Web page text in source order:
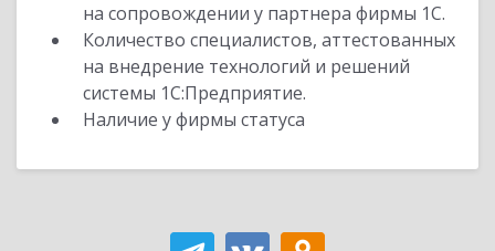
на сопровождении у партнера фирмы 1С.
Количество специалистов, аттестованных
на внедрение технологий и решений
системы 1С:Предприятие.
Наличие у фирмы статуса